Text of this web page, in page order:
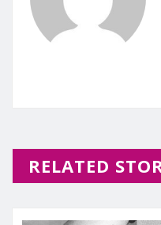
RELATED